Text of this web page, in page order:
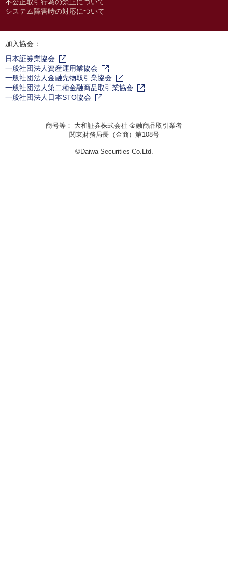
システム障害時の対応について
加入協会：
日本証券業協会
一般社団法人資産運用業協会
一般社団法人金融先物取引業協会
一般社団法人第二種金融商品取引業協会
一般社団法人日本STO協会
商号等： 大和証券株式会社 金融商品取引業者
関東財務局長（金商）第108号
©Daiwa Securities Co.Ltd.